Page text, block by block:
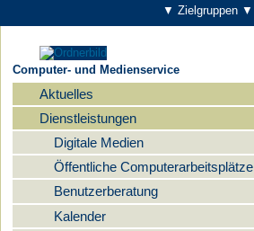
▼ Zielgruppen ▼
Computer- und Medienservice
Navigation
Aktuelles
Dienstleistungen
Digitale Medien
Öffentliche Computerarbeitsplätze
Benutzerberatung
Kalender